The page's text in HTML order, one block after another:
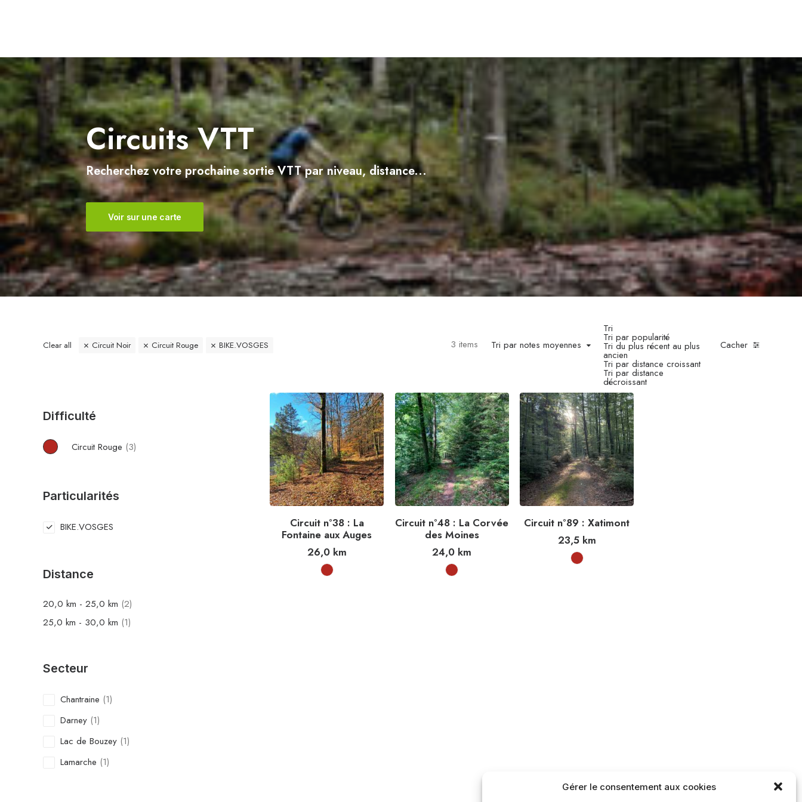
Gérer le consentement aux cookies
Circuits VTT
Recherchez votre prochaine sortie VTT par niveau, distance...
Voir sur une carte
Cacher
Tri par notes moyennes
Tri
Tri par popularité
Tri du plus récent au plus
ancien
Tri par distance croissant
Tri par distance
décroissant
3 items
Clear all Circuit Noir Circuit Rouge BIKE.VOSGES
Difficulté
Circuit Rouge (3)
Particularités
BIKE.VOSGES
Distance
20,0 km - 25,0 km (2)
25,0 km - 30,0 km (1)
Secteur
Chantraine (1)
Darney (1)
Lac de Bouzey (1)
Lamarche (1)
Circuit n°38 : La
Fontaine aux Auges
26,0km
Circuit n°48 : La Corvée
des Moines
24,0 km
Circuit n°89 : Xatimont
23,5km